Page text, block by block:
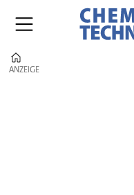
ANZEIGE
ANZEIGE